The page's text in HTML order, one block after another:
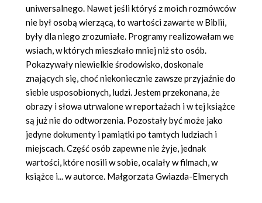
uniwersalnego. Nawet jeśli któryś z moich rozmówców
nie był osobą wierzącą, to wartości zawarte w Biblii,
były dla niego zrozumiałe. Programy realizowałam we
wsiach, w których mieszkało mniej niż sto osób.
Pokazywały niewielkie środowisko, doskonale
znających się, choć niekoniecznie zawsze przyjaźnie do
siebie usposobionych, ludzi. Jestem przekonana, że
obrazy i słowa utrwalone w reportażach i w tej książce
są już nie do odtworzenia. Pozostały być może jako
jedyne dokumenty i pamiątki po tamtych ludziach i
miejscach. Część osób zapewne nie żyje, jednak
wartości, które nosili w sobie, ocalały w filmach, w
książce i... w autorce. Małgorzata Gwiazda-Elmerych